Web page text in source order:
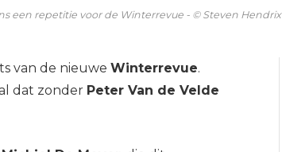
een repetitie voor de Winterrevue - © Steven Hendrix
van de nieuwe Winterrevue.
dat zonder Peter Van de Velde